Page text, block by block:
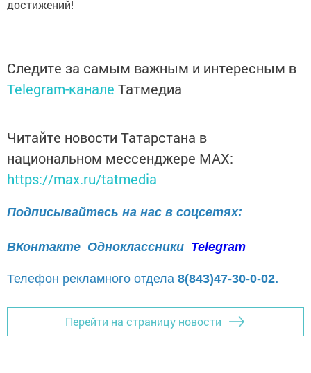
достижений!
Следите за самым важным и интересным в
Telegram-канале Татмедиа
Читайте новости Татарстана в
национальном мессенджере MАХ:
https://max.ru/tatmedia
Подписывайтесь на нас в соцсетях:
ВКонтакте Одноклассники Telegram
Телефон рекламного отдела 8(843)47-30-0-02.
Перейти на страницу новости